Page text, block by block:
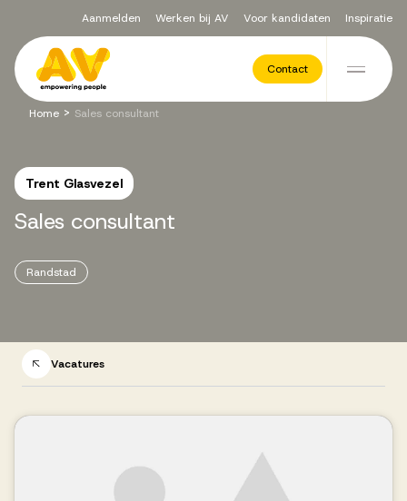
Ga naar de inhoud
Aanmelden Werken bij AV Voor kandidaten Inspiratie
Contact
Voor opdrachtgevers
Executive Search
Recruitment Services
Vacatures
Successen
Onze opdrachtgevers
Home > Sales consultant
Trent Glasvezel
Sales consultant
Randstad
Vacatures